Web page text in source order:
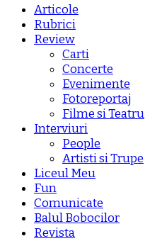
Articole
Rubrici
Review
Carti
Concerte
Evenimente
Fotoreportaj
Filme si Teatru
Interviuri
People
Artisti si Trupe
Liceul Meu
Fun
Comunicate
Balul Bobocilor
Revista